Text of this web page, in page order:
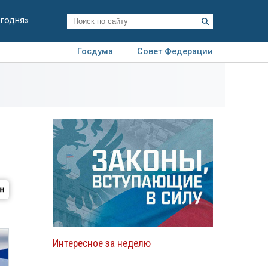
Госдума
Совет Федерации
Интересное за неделю